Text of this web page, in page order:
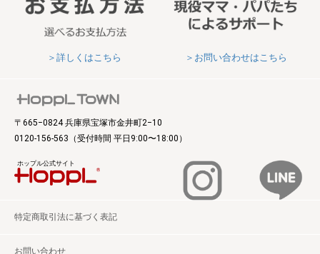
＞詳しくはこちら ＞お問い合わせはこちら
〒665‒0824 兵庫県宝塚市金井町2‒10
0120-156-563 （受付時間 平日9:00〜18:00）
ホップル公式サイト
特定商取引法に基づく表記
お問い合わせ